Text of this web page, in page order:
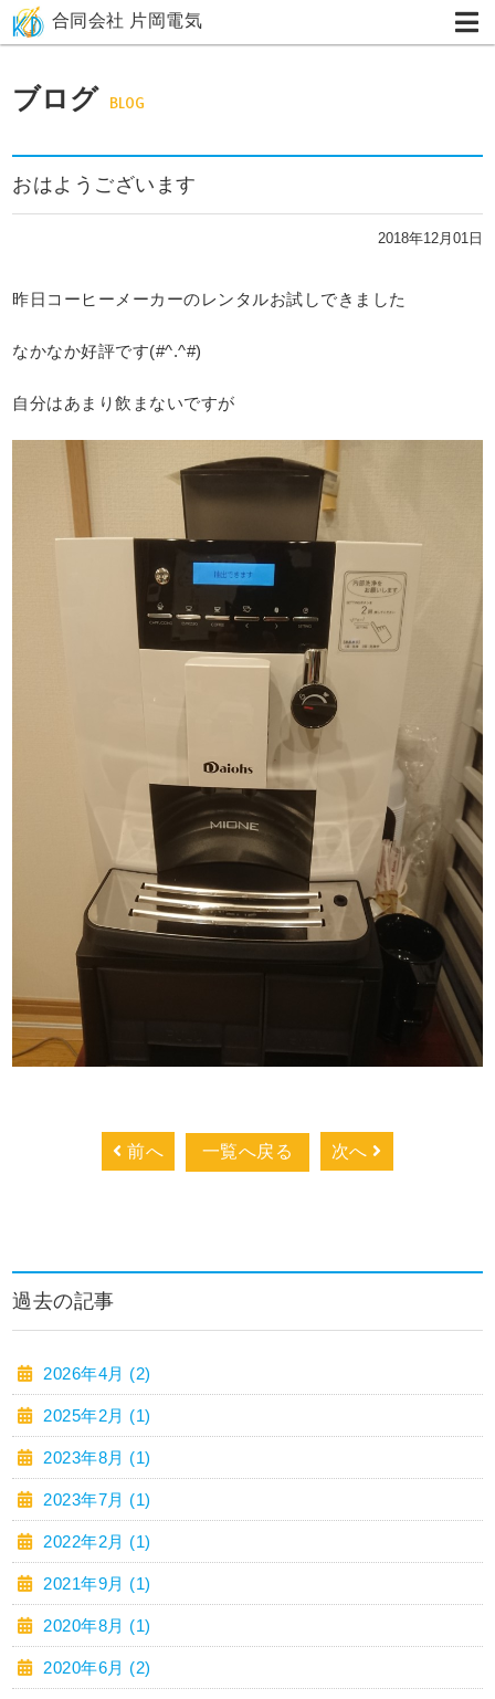
合同会社 片岡電気
ブログ BLOG
おはようございます
2018年12月01日
昨日コーヒーメーカーのレンタルお試しできました
なかなか好評です(#^.^#)
自分はあまり飲まないですが
前へ 一覧へ戻る 次へ
過去の記事
2026年4月 (2)
2025年2月 (1)
2023年8月 (1)
2023年7月 (1)
2022年2月 (1)
2021年9月 (1)
2020年8月 (1)
2020年6月 (2)